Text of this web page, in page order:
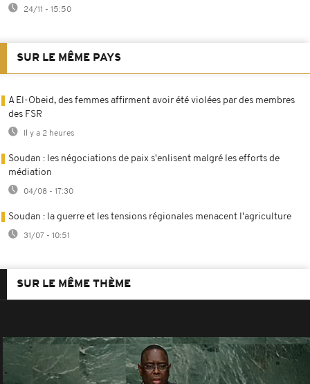
24/11 - 15:50
SUR LE MÊME PAYS
A El-Obeid, des femmes affirment avoir été violées par des membres
des FSR
Il y a 2 heures
Soudan : les négociations de paix s'enlisent malgré les efforts de
médiation
04/08 - 17:30
Soudan : la guerre et les tensions régionales menacent l'agriculture
31/07 - 10:51
SUR LE MÊME THÈME